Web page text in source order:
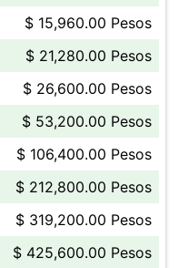
$ 15,960.00 Pesos
$ 21,280.00 Pesos
$ 26,600.00 Pesos
$ 53,200.00 Pesos
$ 106,400.00 Pesos
$ 212,800.00 Pesos
$ 319,200.00 Pesos
$ 425,600.00 Pesos